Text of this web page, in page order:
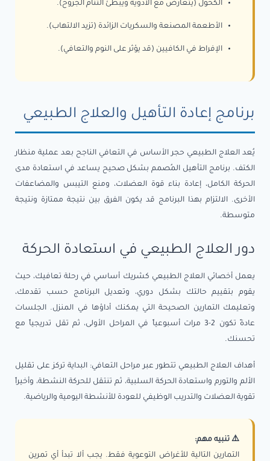
الكحول (يتعارض مع الأدوية ويبطئ التئام الجروح).
الأطعمة المصنعة والسكريات الزائدة (تزيد الالتهاب).
الإفراط في الكافيين (قد يؤثر على النوم والتعافي).
برنامج إعادة التأهيل والعلاج الطبيعي
يُعد العلاج الطبيعي حجر الأساس في التعافي الناجح بعد عملية منظار
الكتف. برنامج التأهيل المُصمم بشكل صحيح يساعد في استعادة مدى
الحركة الكامل، إعادة بناء قوة العضلات، ومنع التيبس والمضاعفات
الأخرى. الالتزام بهذا البرنامج قد يكون الفرق بين نتيجة ممتازة ونتيجة
متوسطة.
دور العلاج الطبيعي في استعادة الحركة
يعمل أخصائي العلاج الطبيعي كشريك أساسي في رحلة تعافيك، حيث
يقوم بتقييم حالتك بشكل دوري، وتعديل البرنامج حسب تقدمك،
وتعليمك التمارين الصحيحة التي يمكنك أداؤها في المنزل. الجلسات
عادةً تكون 2-3 مرات أسبوعياً في المراحل الأولى، ثم تقل تدريجياً مع
تحسنك.
أهداف العلاج الطبيعي تتطور عبر مراحل التعافي: البداية تركز على تقليل
الألم والتورم واستعادة الحركة السلبية، ثم تنتقل للحركة النشطة، وأخيراً
تقوية العضلات والتدريب الوظيفي للعودة للأنشطة اليومية والرياضية.
⚠️ تنبيه مهم:
التمارين التالية للأغراض التوعوية فقط. يجب ألا تبدأ أي تمرين